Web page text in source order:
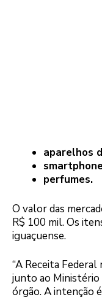
aparelhos
perfumes.
O valor das
R$ 100 mil. Os
iguaçuense.
“A Receita
junto ao Ministério
órgão. A intenção